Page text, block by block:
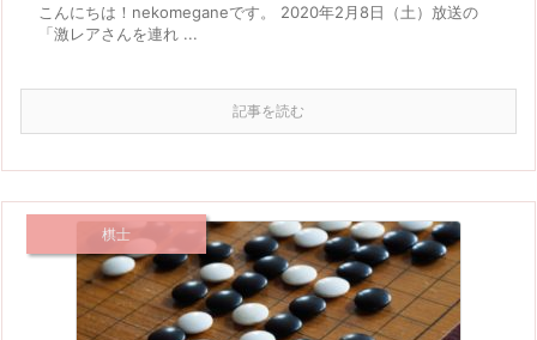
こんにちは！nekomeganeです。 2020年2月8日（土）放送の
「激レアさんを連れ ...
記事を読む
棋士